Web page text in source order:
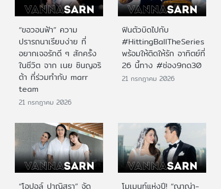
“ขอวอนฟ้า” ความ
ปรารถนาเรียบง่าย ที่
อยากเจอรักดี ๆ สักครั้ง
ในชีวิต จาก เนย ซินญอริ
ต้า ที่ร่วมทำกับ marr
team
21 กรกฎาคม 2026
ฟินตัวบิดไปกับ
#HittingBallTheSeries
พร้อมให้ติดให้รัก อาทิตย์ที่
26 นี้ทาง #ช่อง9กด30
21 กรกฎาคม 2026
“โอปอล์ ปาณิสรา” จัด
โมเมนท์แห่งปี! “ญาญ่า-